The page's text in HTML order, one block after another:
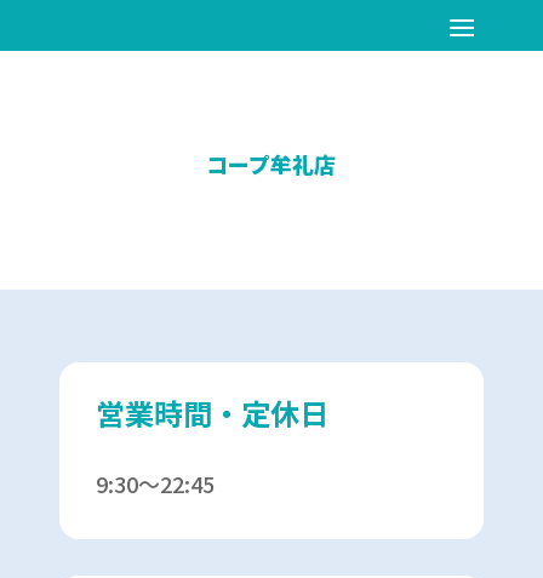
コープ牟礼店
営業時間・定休日
9:30～22:45